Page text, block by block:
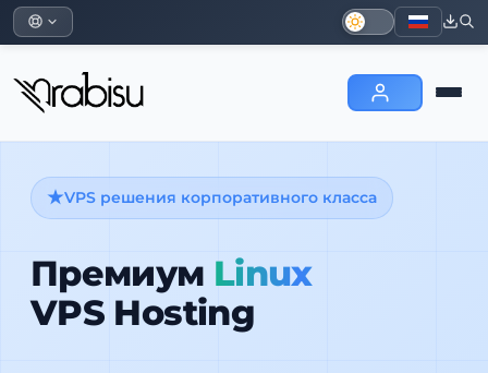
VPS решения корпоративного класса
Премиум Linux
VPS Hosting